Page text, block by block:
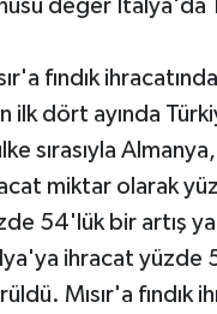
değer İtalya'da
fındık
ilk dört ayında
sırasıyla
miktar olarak
54'lük bir artış
ihracat yüzde
Mısır'a fındık